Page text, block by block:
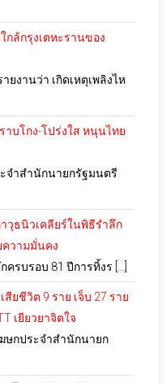
กล้กรุงเตหะรานของ
ยงานว่า เกิดเหตุเพลิงไห
าบโกง-โปร่งใส หนุนไทย
จำสำนักนายกรัฐมนตรี
วุธนิวเคลียร์ในพิธีรำลึก
ความมั่นคง
รบรอบ 81 ปีการทิ้งร […]
ยชีวิต 9 ราย เจ็บ 27 ราย
เยียวยาจิตใจ
ษกประจำสำนักนายก